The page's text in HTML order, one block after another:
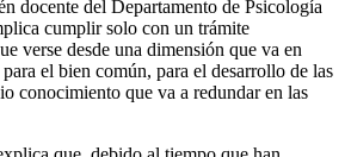
docente del Departamento de Psicología
cumplir solo con un trámite
verse desde una dimensión que va en
el bien común, para el desarrollo de las
conocimiento que va a redundar en las